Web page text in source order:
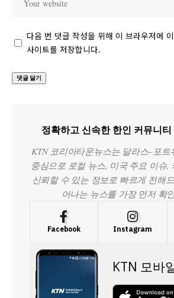
다음 번 댓글 작성을 위해 이 브라우저에
사이트를 저장합니다.
정확하고 신속한 한인 커뮤니티
KTN 코리아타운뉴스는 달라스–포
중심으로 로컬 뉴스, 미국 주요 이슈,
신뢰할 수 있는 정보로 빠르게 전해
어나는 뉴스를 가장 먼저 확
Facebook Instagram